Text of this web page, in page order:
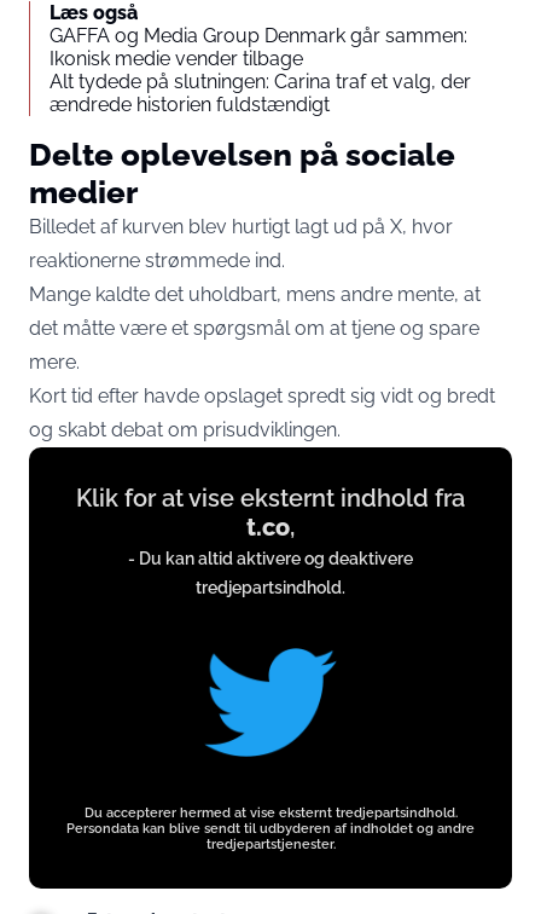
Læs også
GAFFA og Media Group Denmark går sammen:
Ikonisk medie vender tilbage
Alt tydede på slutningen: Carina traf et valg, der
ændrede historien fuldstændigt
Delte oplevelsen på sociale
medier
Billedet af kurven blev hurtigt lagt ud på X, hvor
reaktionerne strømmede ind.
Mange kaldte det uholdbart, mens andre mente, at
det måtte være et spørgsmål om at tjene og spare
mere.
Kort tid efter havde opslaget spredt sig vidt og bredt
og skabt debat om prisudviklingen.
Display
contentKlik for at vise eksternt indhold fra
t.co,
- Du kan altid aktivere og deaktivere
tredjepartsindhold.
Du accepterer hermed at vise eksternt tredjepartsindhold.
Persondata kan blive sendt til udbyderen af indholdet og andre
tredjepartstjenester.